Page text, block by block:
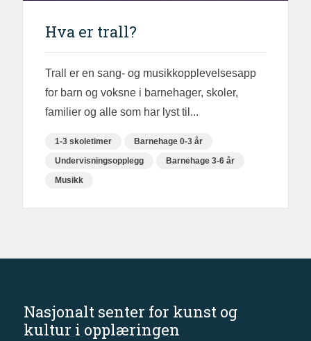
Hva er trall?
Trall er en sang- og musikkopplevelsesapp
for barn og voksne i barnehager, skoler,
familier og alle som har lyst til...
1-3 skoletimer
Barnehage 0-3 år
Undervisningsopplegg
Barnehage 3-6 år
Musikk
Nasjonalt senter for kunst og
kultur i opplæringen